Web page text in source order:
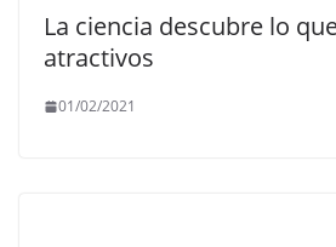
La ciencia descubre lo
atractivos
01/02/2021